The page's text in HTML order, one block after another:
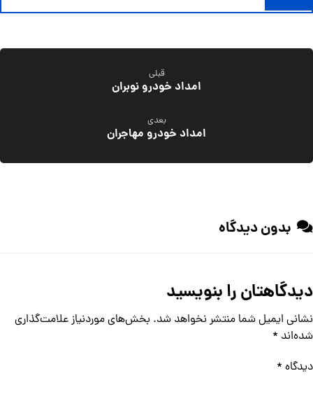
قبلی
امداد خودرو نوبران
بعدی
امداد خودرو مهاجران
بدون دیدگاه
دیدگاهتان را بنویسید
نشانی ایمیل شما منتشر نخواهد شد. بخش‌های موردنیاز علامت‌گذاری
شده‌اند *
دیدگاه *